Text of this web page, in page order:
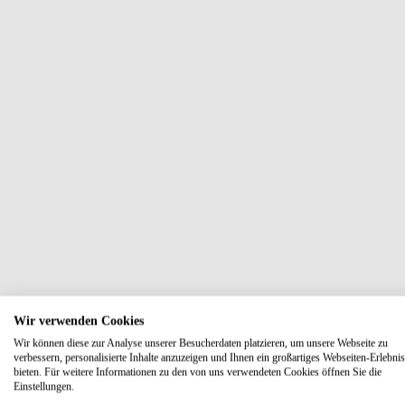
Wir verwenden Cookies
Wir können diese zur Analyse unserer Besucherdaten platzieren, um unsere Webseite zu
verbessern, personalisierte Inhalte anzuzeigen und Ihnen ein großartiges Webseiten-
bieten. Für weitere Informationen zu den von uns verwendeten Cookies öffnen Sie die
Einstellungen.